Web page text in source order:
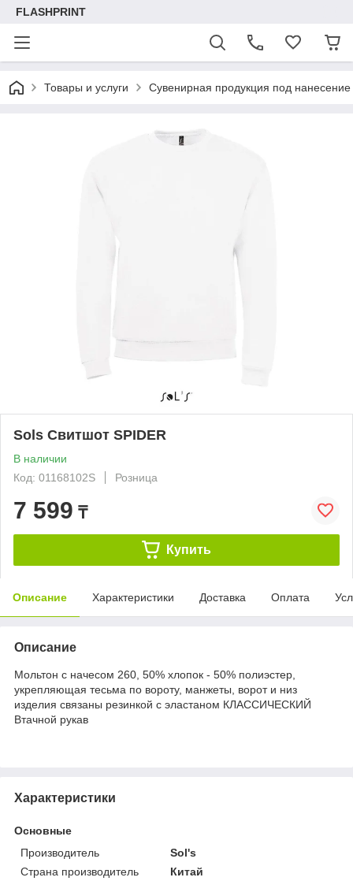
FLASHPRINT
Товары и услуги Сувенирная продукция под нанесение
Sols Свитшот SPIDER
В наличии
Код: 01168102S
Розница
7 599 ₸
Купить
Описание Характеристики Доставка Оплата
Описание
Мольтон с начесом 260, 50% хлопок - 50% полиэстер,
укрепляющая тесьма по вороту, манжеты, ворот и низ
изделия связаны резинкой с эластаном КЛАССИЧЕСКИЙ
Втачной рукав
Характеристики
Основные
Производитель
Sol's
Страна производитель
Китай